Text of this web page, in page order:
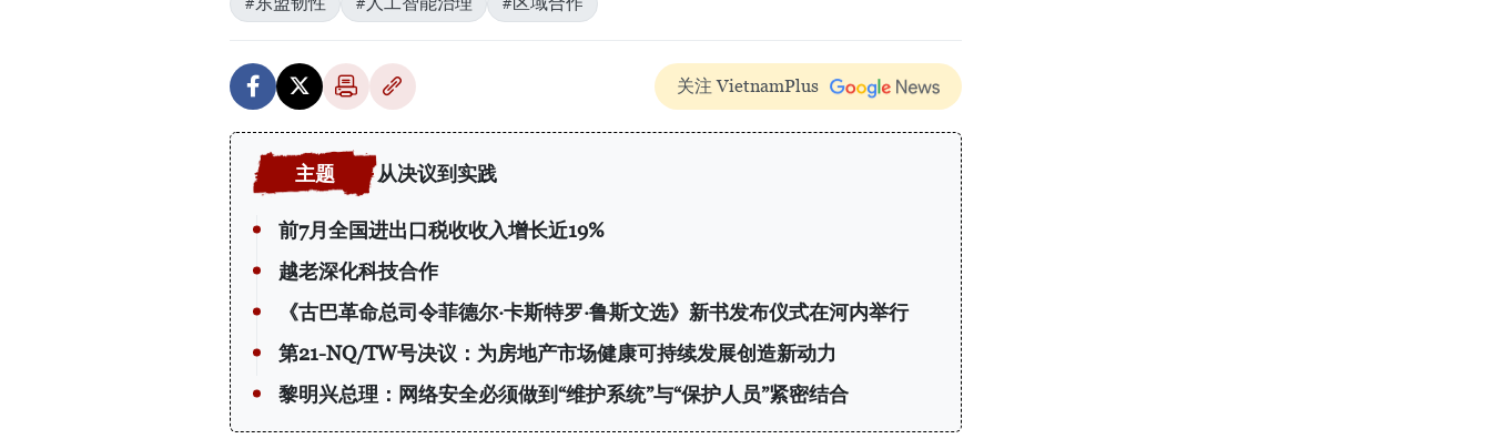
关注 VietnamPlus
从决议到实践
前7月全国进出口税收收入增长近19%
越老深化科技合作
《古巴革命总司令菲德尔·卡斯特罗·鲁斯文选》新书发布仪式在河内举行
第21-NQ/TW号决议：为房地产市场健康可持续发展创造新动力
黎明兴总理：网络安全必须做到“维护系统”与“保护人员”紧密结合